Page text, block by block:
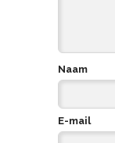
Naam
E-mail